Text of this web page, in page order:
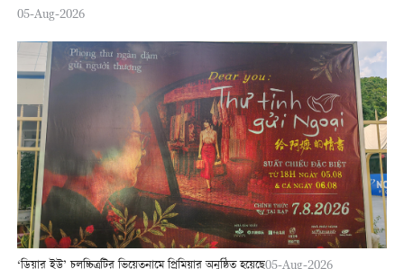
05-Aug-2026
05-Aug-2026